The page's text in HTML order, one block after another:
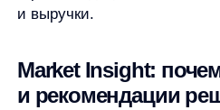
по оценкам отраслевых
демонстрировал стабильный
мобильный трафик уже
Data Insight за 2023 год , на
приходится более 60% заказов